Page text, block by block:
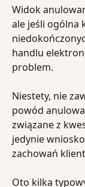
Widok
ale jeśli ogólna
handlu
problem.
Niestety, nie
powód
związane z
jedynie
zachowań
Oto kilka